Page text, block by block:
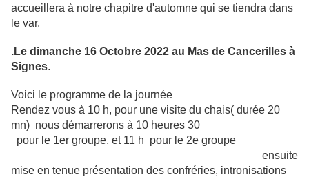
accueillera à notre chapitre d'automne qui se tiendra dans
le var.
.Le dimanche 16 Octobre 2022 au Mas de Cancerilles à
Signes.
Voici le programme de la journée
Rendez vous à 10 h, pour une visite du chais( durée 20
mn) nous démarrerons à 10 heures 30
pour le 1er groupe, et 11 h pour le 2e groupe
ensuite
mise en tenue présentation des confréries, intronisations